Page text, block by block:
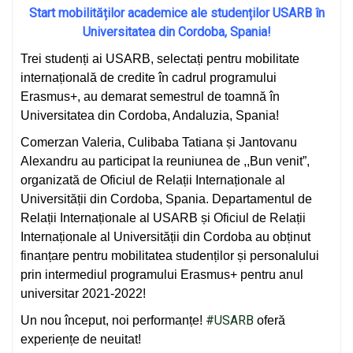
Start mobilităților academice ale studenților USARB în
Universitatea din Cordoba, Spania!
Trei studenți ai USARB, selectați pentru mobilitate
internațională de credite în cadrul programului
Erasmus+, au demarat semestrul de toamnă în
Universitatea din Cordoba, Andaluzia, Spania!
Comerzan Valeria, Culibaba Tatiana și Jantovanu
Alexandru au participat la reuniunea de ,,Bun venit”,
organizată de Oficiul de Relații Internaționale al
Universității din Cordoba, Spania. Departamentul de
Relații Internaționale al USARB și Oficiul de Relații
Internaționale al Universității din Cordoba au obținut
finanțare pentru mobilitatea studenților și personalului
prin intermediul programului Erasmus+ pentru anul
universitar 2021-2022!
Un nou început, noi performanțe! #USARB oferă
experiențe de neuitat!